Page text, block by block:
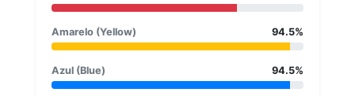
Amarelo (Yellow) 94.5%
Azul (Blue) 94.5%